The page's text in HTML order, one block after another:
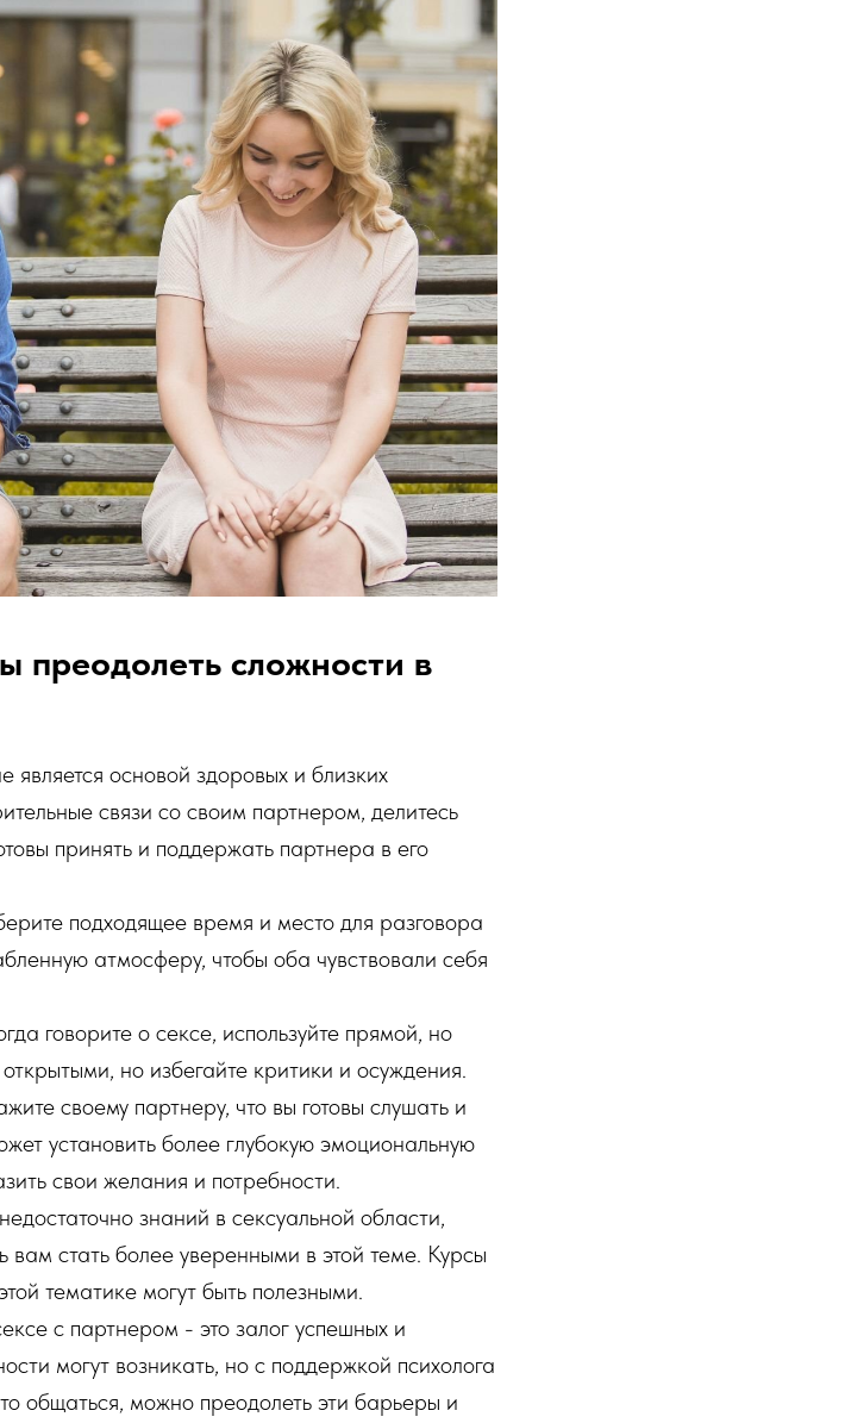
преодолеть сложности в
основой здоровых и близких
связи со своим партнером, делитесь
принять и поддержать партнера в его
подходящее время и место для разговора
атмосферу, чтобы оба чувствовали себя
говорите о сексе, используйте прямой, но
но избегайте критики и осуждения.
своему партнеру, что вы готовы слушать и
установить более глубокую эмоциональную
свои желания и потребности.
знаний в сексуальной области,
вам стать более уверенными в этой теме. Курсы
тематике могут быть полезными.
с партнером - это залог успешных и
могут возникать, но с поддержкой психолога
общаться, можно преодолеть эти барьеры и